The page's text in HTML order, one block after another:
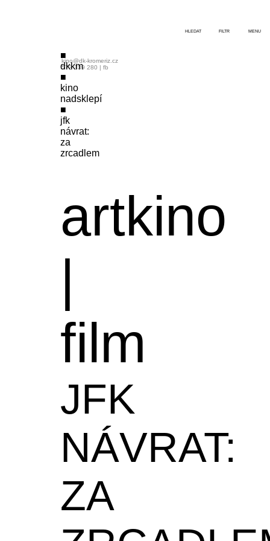
dkkm
kino
nadsklepí
jfk
návrat:
za
zrcadlem
artkino
|
film
JFK
NÁVRAT:
ZA
kino@dk-kromeriz.cz
573 339 280 | fb
HLEDAT FILTR MENU